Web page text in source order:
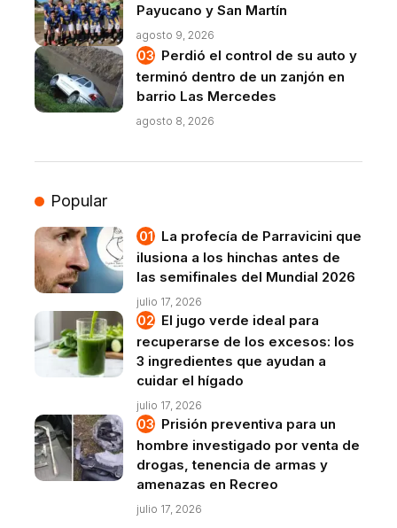
Payucano y San Martín
agosto 9, 2026
Perdió el control de su auto y
terminó dentro de un zanjón en
barrio Las Mercedes
agosto 8, 2026
Popular
La profecía de Parravicini que
ilusiona a los hinchas antes de
las semifinales del Mundial 2026
julio 17, 2026
El jugo verde ideal para
recuperarse de los excesos: los
3 ingredientes que ayudan a
cuidar el hígado
julio 17, 2026
Prisión preventiva para un
hombre investigado por venta de
drogas, tenencia de armas y
amenazas en Recreo
julio 17, 2026